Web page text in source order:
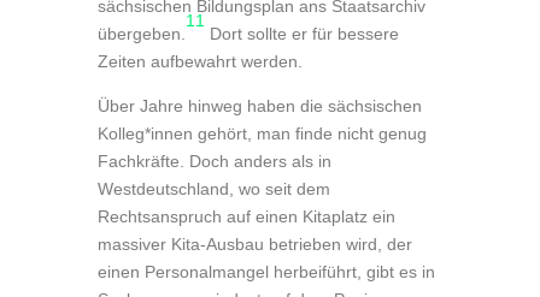
sächsischen Bildungsplan ans Staatsarchiv
übergeben.
11
Dort sollte er für bessere
Zeiten aufbewahrt werden.
Über Jahre hinweg haben die sächsischen
Kolleg*innen gehört, man finde nicht genug
Fachkräfte. Doch anders als in
Westdeutschland, wo seit dem
Rechtsanspruch auf einen Kitaplatz ein
massiver Kita-Ausbau betrieben wird, der
einen Personalmangel herbeiführt, gibt es in